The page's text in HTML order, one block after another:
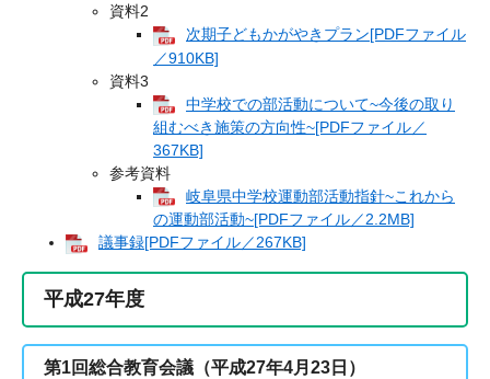
資料2
次期子どもかがやきプラン[PDFファイル
／910KB]
資料3
中学校での部活動について~今後の取り
組むべき施策の方向性~[PDFファイル／
367KB]
参考資料
岐阜県中学校運動部活動指針~これから
の運動部活動~[PDFファイル／2.2MB]
議事録[PDFファイル／267KB]
平成27年度
第1回総合教育会議（平成27年4月23日）